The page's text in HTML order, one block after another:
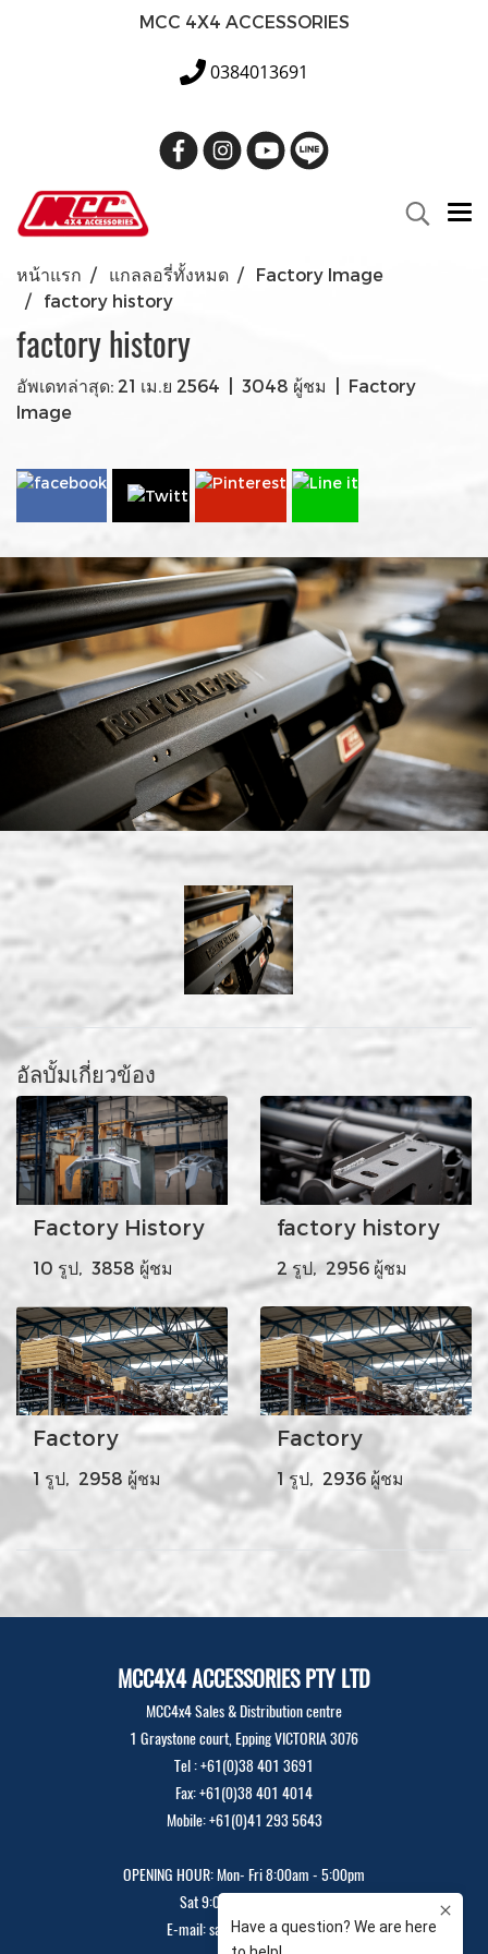
MCC 4X4 ACCESSORIES
0384013691
หน้าแรก แกลลอรี่ทั้งหมด
Factory Image
factory history
factory history
อัพเดทล่าสุด: 21 เม.ย 2564 3048 ผู้ชม
Factory
Image
อัลบั้มเกี่ยวข้อง
Factory History
10 รูป, 3858 ผู้ชม
factory history
2 รูป, 2956 ผู้ชม
Factory
1 รูป, 2958 ผู้ชม
Factory
1 รูป, 2936 ผู้ชม
MCC4X4 ACCESSORIES PTY LTD
MCC4x4 Sales & Distribution centre
1 Graystone court, Epping VICTORIA 3076
Tel : +61(0)38 401 3691
Fax: +61(0)38 401 4014
Mobile: +61(0)41 293 5643
OPENING HOUR: Mon- Fri 8:00am - 5:00pm
Sat 9:00am - 12:00pm
E-mail: sales@mcc4x4.com